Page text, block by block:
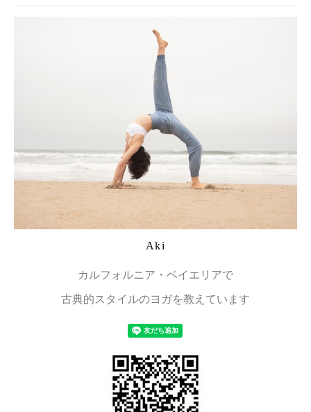
Aki
カルフォルニア・ベイエリアで
古典的スタイルのヨガを教えています